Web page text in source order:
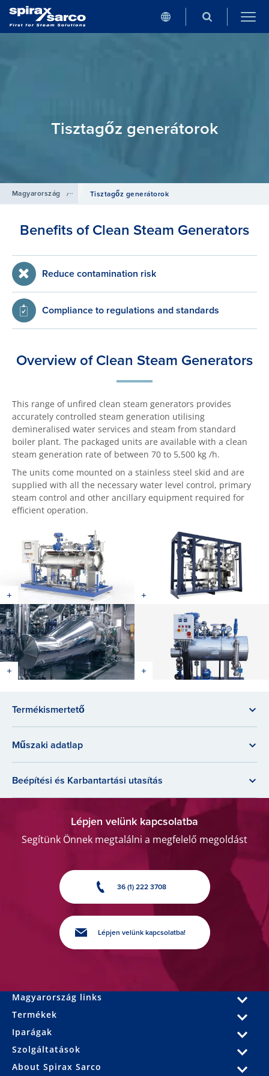
Tisztagőz generátorok
Magyarország / Termékek / Heat Transfer Solutions
Tisztagőz generátorok
Benefits of Clean Steam Generators
Reduce contamination risk
Compliance to regulations and standards
Overview of Clean Steam Generators
This range of unfired clean steam generators provides
accurately controlled steam generation utilising
demineralised water services and steam from standard
boiler plant. The packaged units are available with a clean
steam generation rate of between 70 to 5,500 kg /h.
The units come mounted on a stainless steel skid and are
supplied with all the necessary water level control, primary
steam control and other ancillary equipment required for
efficient operation.
Termékismertető
Műszaki adatlap
Beépítési és Karbantartási utasítás
Lépjen velünk kapcsolatba
Segítünk Önnek megtalálni a megfelelő megoldást
36 (1) 222 3708
Lépjen velünk kapcsolatba!
Magyarország links
Termékek
Iparágak
Szolgáltatások
About Spirax Sarco